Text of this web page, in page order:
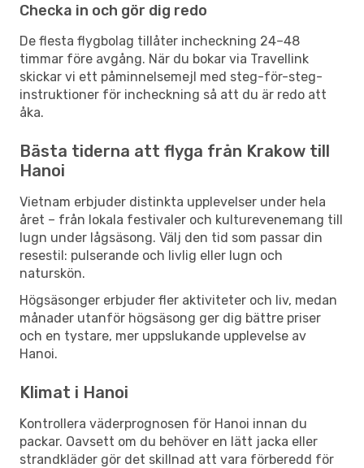
Checka in och gör dig redo
De flesta flygbolag tillåter incheckning 24–48
timmar före avgång. När du bokar via Travellink
skickar vi ett påminnelsemejl med steg-för-steg-
instruktioner för incheckning så att du är redo att
åka.
Bästa tiderna att flyga från Krakow till
Hanoi
Vietnam erbjuder distinkta upplevelser under hela
året – från lokala festivaler och kulturevenemang till
lugn under lågsäsong. Välj den tid som passar din
resestil: pulserande och livlig eller lugn och
naturskön.
Högsäsonger erbjuder fler aktiviteter och liv, medan
månader utanför högsäsong ger dig bättre priser
och en tystare, mer uppslukande upplevelse av
Hanoi.
Klimat i Hanoi
Kontrollera väderprognosen för Hanoi innan du
packar. Oavsett om du behöver en lätt jacka eller
strandkläder gör det skillnad att vara förberedd för